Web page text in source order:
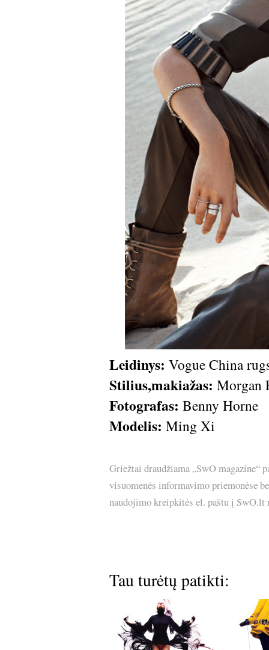
Leidinys: Vogue China
Stilius,makiažas: Morgan
Fotografas: Benny Horne
Modelis: Ming Xi
Griežtai draudžiama „SwO magazine“
visuomenės informavimo priemonėse
naudojimo kreipkitės el. paštu į
Tau turėtų patikti: